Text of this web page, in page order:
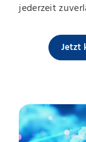
jederzeit
Jetzt